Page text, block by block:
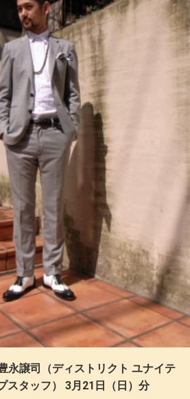
永譲司（ディストリクト ユナイテ
スタッフ） 3月21日（日）分